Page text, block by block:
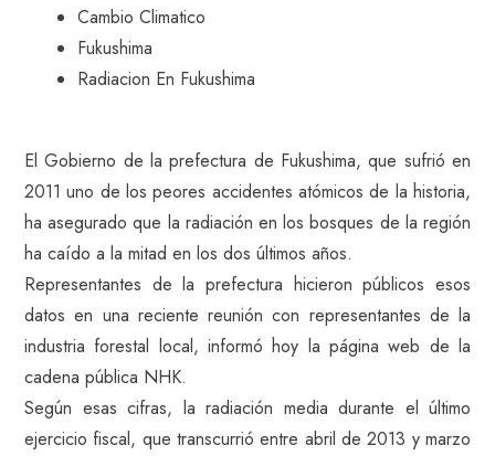
Cambio Climatico
Fukushima
Radiacion En Fukushima
El Gobierno de la prefectura de Fukushima, que sufrió en
2011 uno de los peores accidentes atómicos de la historia,
ha asegurado que la radiación en los bosques de la región
ha caído a la mitad en los dos últimos años.
Representantes de la prefectura hicieron públicos esos
datos en una reciente reunión con representantes de la
industria forestal local, informó hoy la página web de la
cadena pública NHK.
Según esas cifras, la radiación media durante el último
ejercicio fiscal, que transcurrió entre abril de 2013 y marzo